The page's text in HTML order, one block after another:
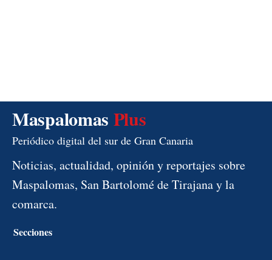
Maspalomas Plus
Periódico digital del sur de Gran Canaria
Noticias, actualidad, opinión y reportajes sobre
Maspalomas, San Bartolomé de Tirajana y la
comarca.
Secciones